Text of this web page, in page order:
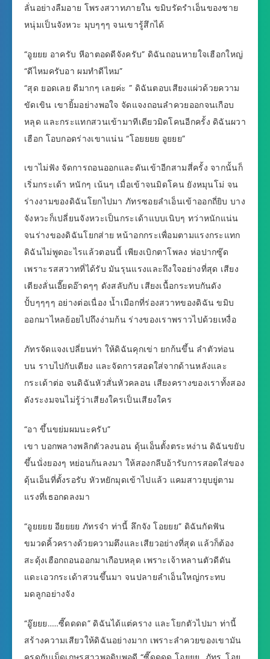
ลั่นอย่างลืมอาย โพรงสวาทภายใน ขมิบรัดรำเอ็นของชาย
หนุ่มเป็นจังหวะ มุบๆๆๆ จนเขารู้สึกได้
“อูยยย อาครับ หีอาตอดดีจังครับ” ดิฉันถอนหายใจเฮือกใหญ่
“ดีไหมครับอา ผมทำดีไหม”
“สุด ยอดเลย ดีมากๆ เลยค่ะ ” ดิฉันตอบเสียงแผ่วด้วยความ
ขัดเขิน เขายิ้มอย่างพอใจ จัดแจงถอนลำควยออกจนเกือบ
หลุด และกระแทกสวนเข้ามาทีเดียวมิดโคนอีกครั้ง ดิฉันผวา
เฮือก โอบกอดร่างเขาแน่น “โอยยยย อูยยย”
เขาไม่ฟัง จัดการถอนออกและดันเข้าอีกสามสี่ครั้ง จากนั้นก็
เริ่มกระเด้า หนักๆ เน้นๆ เมื่อเข้าจนมิดโคน ยังหมุนโม่ จน
ร่างงามของดิฉันโยกไปมา ภัทรซอยลำเอ็นเข้าออกถี่ยิบ บาง
จังหวะก็เปลี่ยนจังหวะเป็นกระเด้าแบบเนิบๆ ทว่าหนักแน่น
จนร่างของดิฉันโยกส่าย หน้าอกกระเพื่อมตามแรงกระแทก
ดิฉันไม่พูดอะไรแล้วตอนนี้ เพียงเบิกตาโพลง ห่อปากซู๊ด
เพราะรสสวาทที่ได้รับ มันรุนแรงและถึงใจอย่างที่สุด เสียง
เตียงลั่นเอี๊ยดอ๊าดๆๆ ดังสลับกับ เสียงเนื้อกระทบกันดัง
ปั้บๆๆๆๆ อย่างต่อเนื่อง น้ำเมือกที่ร่องสวาทของดิฉัน ขมิบ
ออกมาไหลย้อยไปถึงง่ามก้น ร่างของเราพราวไปด้วยเหงื่อ
ภัทรจัดแจงเปลี่ยนท่า ให้ดิฉันคุกเข่า ยกก้นขึ้น ลำตัวท่อน
บน ราบไปกับเตียง และจัดการสอดใส่จากด้านหลังและ
กระเด้าต่อ จนดิฉันหัวสั่นหัวคลอน เสียงครางของเราทั้งสอง
ดังระงมจนไม่รู้ว่าเสียงใครเป็นเสียงใคร
“อา ขึ้นขย่มผมนะครับ”
เขา บอกพลางพลิกตัวลงนอน ดุ้นเอ็นตั้งตระหง่าน ดิฉันขยับ
ขึ้นนั่งยองๆ หย่อนก้นลงมา ให้สองกลีบอ้ารับการสอดใส่ของ
ดุ้นเอ็นที่ตั้งรอรับ หัวหยักมุดเข้าไปแล้ว แคมสาวยุบยู่ตาม
แรงที่เธอกดลงมา
“อูยยยย อียยยย ภัทรจ๋า ท่านี้ ลึกจัง โอยยย” ดิฉันกัดฟัน
ขมวดคิ้วครางด้วยความตึงและเสียวอย่างที่สุด แล้วก็ต้อง
สะดุ้งเฮือกถอนออกมาเกือบหลุด เพราะเจ้าหลานตัวดีดัน
แดะเอวกระเด้าสวนขึ้นมา จนปลายลำเอ็นใหญ่กระทบ
มดลูกอย่างจัง
“อู๊ยยย……ซี๊ดดดด” ดิฉันได้แต่คราง และโยกตัวไปมา ท่านี้
สร้างความเสียวให้ดิฉันอย่างมาก เพราะลำควยของเขามัน